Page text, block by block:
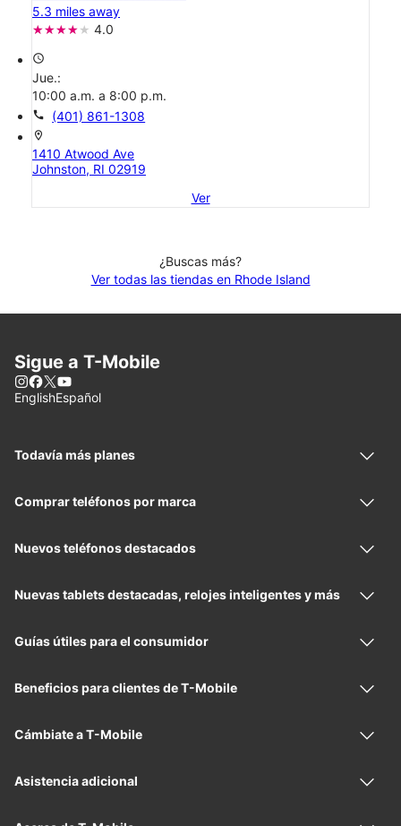
5.3 miles away
4.0
access_time
Jue.:
10:00 a.m. a 8:00 p.m.
call (401) 861-1308
location_on
1410 Atwood Ave
Johnston, RI 02919
Ver
¿Buscas más?
Ver todas las tiendas en Rhode Island